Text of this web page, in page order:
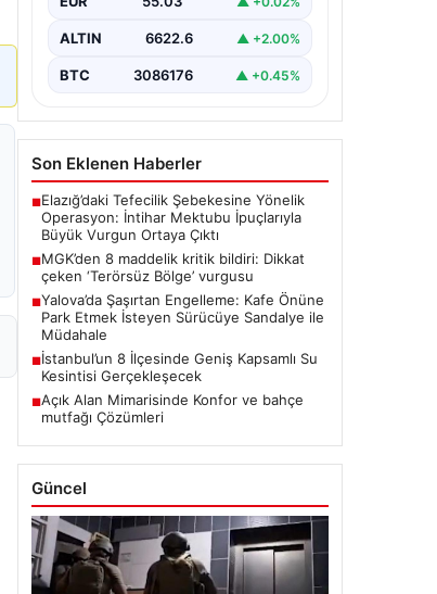
ALTIN 6622.6 ▲ +2.00%
BTC 3086176 ▲ +0.45%
Son Eklenen Haberler
■Elazığ’daki Tefecilik Şebekesine Yönelik
Operasyon: İntihar Mektubu İpuçlarıyla
Büyük Vurgun Ortaya Çıktı
■MGK’den 8 maddelik kritik bildiri: Dikkat
çeken ‘Terörsüz Bölge’ vurgusu
■Yalova’da Şaşırtan Engelleme: Kafe Önüne
Park Etmek İsteyen Sürücüye Sandalye ile
Müdahale
■İstanbul’un 8 İlçesinde Geniş Kapsamlı Su
Kesintisi Gerçekleşecek
■Açık Alan Mimarisinde Konfor ve bahçe
mutfağı Çözümleri
Güncel